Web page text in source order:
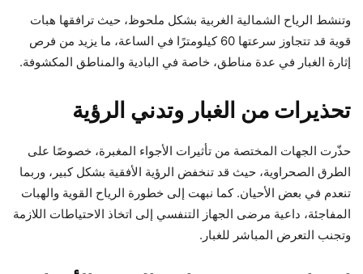
وتنشط الرياح الشمالية الغربية بشكل ملحوظ، حيث ترافقها هبات
قوية قد تتجاوز سرعتها 60 كيلومترًا في الساعة، ما يزيد من فرص
إثارة الغبار في عدة مناطق، خاصة في البادية والمناطق المكشوفة.
تحذيرات من الغبار وتدني الرؤية
حذّرت الجهات المختصة من تأثيرات الأجواء المغبرة، خصوصًا على
الطرق الصحراوية، حيث قد تنخفض الرؤية الأفقية بشكل كبير، وربما
تنعدم في بعض الأحيان. كما نبهت إلى خطورة الرياح القوية والهبات
المفاجئة، داعية مرضى الجهاز التنفسي إلى اتخاذ الاحتياطات اللازمة
وتجنب التعرض المباشر للغبار.